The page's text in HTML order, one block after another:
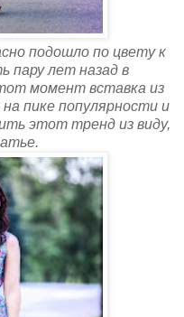
подошло по цвету к
пару лет назад в
момент вставка из
пике популярности и
этот тренд из виду,